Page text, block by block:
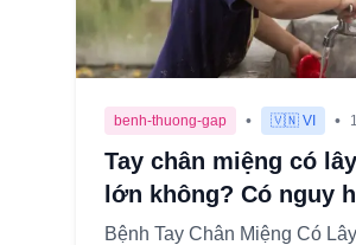
benh-thuong-gap • 🇻🇳 VI •
Tay chân miệng có
lớn không? Có nguy
Bệnh Tay Chân Miệng Có